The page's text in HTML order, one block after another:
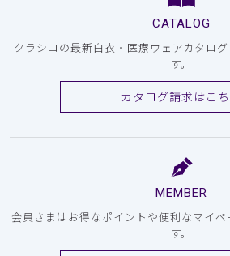
CATALOG
クラシコの最新白衣・医療ウェアカタロ
す。
カタログ請求はこ
MEMBER
会員さまはお得なポイントや便利なマイ
す。